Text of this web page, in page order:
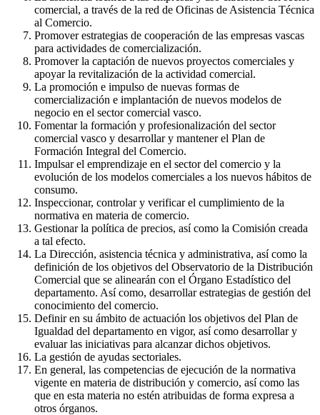
comercial, a través de la red de Oficinas de Asistencia Técnica
al Comercio.
Promover estrategias de cooperación de las empresas vascas
para actividades de comercialización.
Promover la captación de nuevos proyectos comerciales y
apoyar la revitalización de la actividad comercial.
La promoción e impulso de nuevas formas de
comercialización e implantación de nuevos modelos de
negocio en el sector comercial vasco.
Fomentar la formación y profesionalización del sector
comercial vasco y desarrollar y mantener el Plan de
Formación Integral del Comercio.
Impulsar el emprendizaje en el sector del comercio y la
evolución de los modelos comerciales a los nuevos hábitos de
consumo.
Inspeccionar, controlar y verificar el cumplimiento de la
normativa en materia de comercio.
Gestionar la política de precios, así como la Comisión creada
a tal efecto.
La Dirección, asistencia técnica y administrativa, así como la
definición de los objetivos del Observatorio de la Distribución
Comercial que se alinearán con el Órgano Estadístico del
departamento. Así como, desarrollar estrategias de gestión del
conocimiento del comercio.
Definir en su ámbito de actuación los objetivos del Plan de
Igualdad del departamento en vigor, así como desarrollar y
evaluar las iniciativas para alcanzar dichos objetivos.
La gestión de ayudas sectoriales.
En general, las competencias de ejecución de la normativa
vigente en materia de distribución y comercio, así como las
que en esta materia no estén atribuidas de forma expresa a
otros órganos.